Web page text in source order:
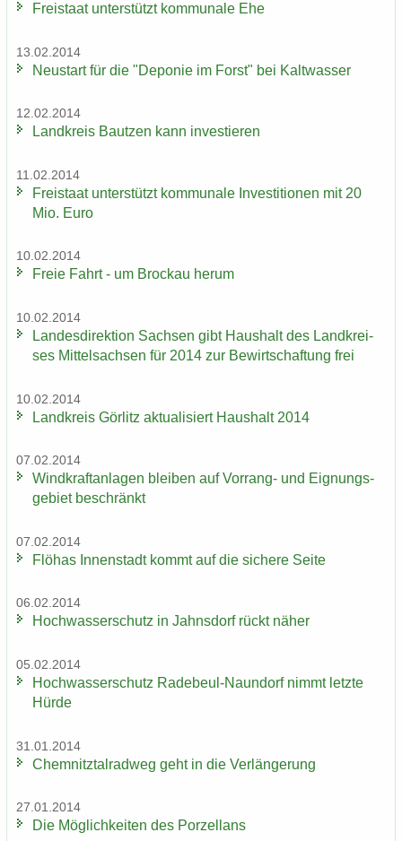
Frei­staat un­ter­stützt kom­mu­na­le Ehe
13.02.2014
Neu­start für die "De­po­nie im Forst" bei Kalt­was­ser
12.02.2014
Land­kreis Baut­zen kann in­ves­tie­ren
11.02.2014
Frei­staat un­ter­stützt kom­mu­na­le In­ves­ti­tio­nen mit 20
Mio. Euro
10.02.2014
Freie Fahrt - um Bro­ckau herum
10.02.2014
Lan­des­di­rek­ti­on Sach­sen gibt Haus­halt des Landkrei­
ses Mit­tel­sach­sen für 2014 zur Be­wirt­schaf­tung frei
10.02.2014
Land­kreis Gör­litz ak­tua­li­siert Haus­halt 2014
07.02.2014
Wind­kraft­an­la­gen blei­ben auf Vorrang-​ und Eig­nungs­
ge­biet be­schränkt
07.02.2014
Flöhas In­nen­stadt kommt auf die si­che­re Seite
06.02.2014
Hoch­was­ser­schutz in Jahns­dorf rückt näher
05.02.2014
Hoch­was­ser­schutz Radebeul-​Naundorf nimmt letz­te
Hürde
31.01.2014
Chem­nitz­tal­rad­weg geht in die Ver­län­ge­rung
27.01.2014
Die Mög­lich­kei­ten des Por­zel­lans